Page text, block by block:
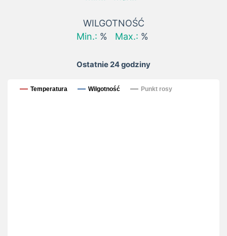
WILGOTNOŚĆ
Min.: % Max.: %
Ostatnie 24 godziny
Ostatnie 24 godziny
Temperatura Wilgotność Punkt rosy